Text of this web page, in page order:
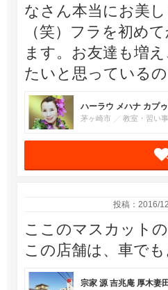
なさん本当にお美
（笑）フラを初め
ます。お友達も増
たいと思っている
ハーラウ メハナ カプ
茅ヶ崎市 教室・習い事
投稿：2016/
ここのマスカット
この店舗は、車でも
宗家 源 吉兆庵 厚木妻